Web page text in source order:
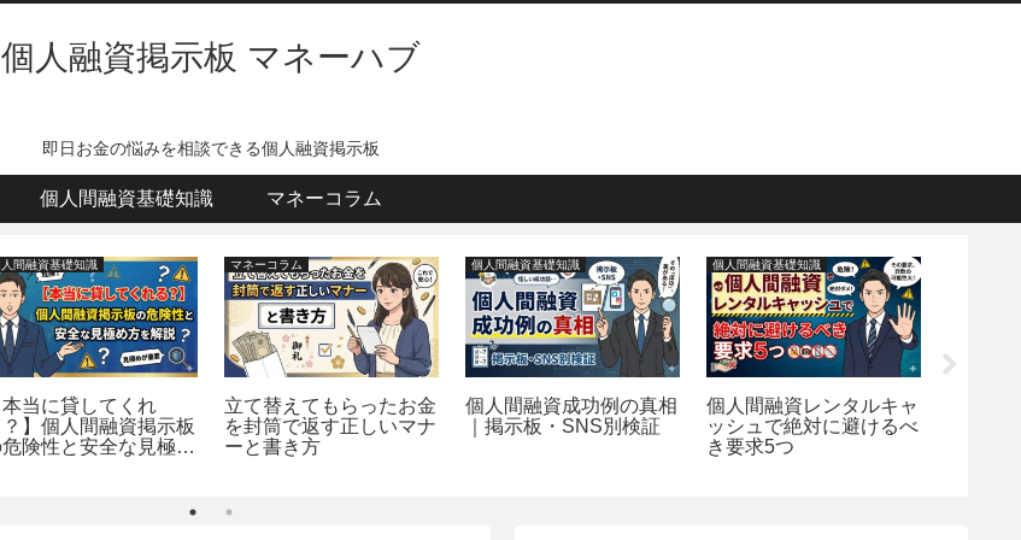
個人融資掲示板 マネーハブ
即日お金の悩みを相談できる個人融資掲示板
個人間融資基礎知識 マネーコラム
マネーコラム
立て替えてもらったお金
を封筒で返す正しいマナ
ーと書き方
個人間融資基礎知識
個人間融資成功例の真相
｜掲示板・SNS別検証
個人間融資基礎知識
個人間融資レンタルキャ
ッシュで絶対に避けるべ
個人間融資基礎知識
個人間融資の金利上限
は？年109.5%と出資法
を解説